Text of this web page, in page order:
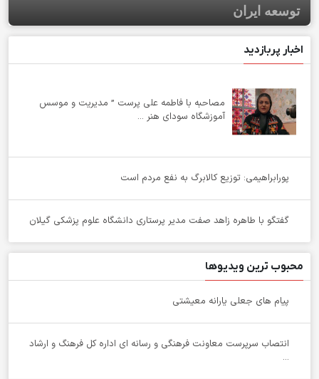
توسعه ایران
اخبار پربازدید
مصاحبه با فاطمه علی پرست ” مدیریت و موسس
آموزشگاه سودای هنر ...
پورابراهیمی: توزیع کالابرگ به نفع مردم است
گفتگو با طاهره زاهد صفت مدیر پرستاری دانشگاه علوم پزشکی گیلان
محبوب ترین ویدیوها
پیام های جعلی یارانه معیشتی
انتصاب سرپرست معاونت فرهنگی و رسانه ای اداره کل فرهنگ و ارشاد
...